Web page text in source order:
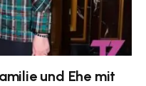
und Ehe mit